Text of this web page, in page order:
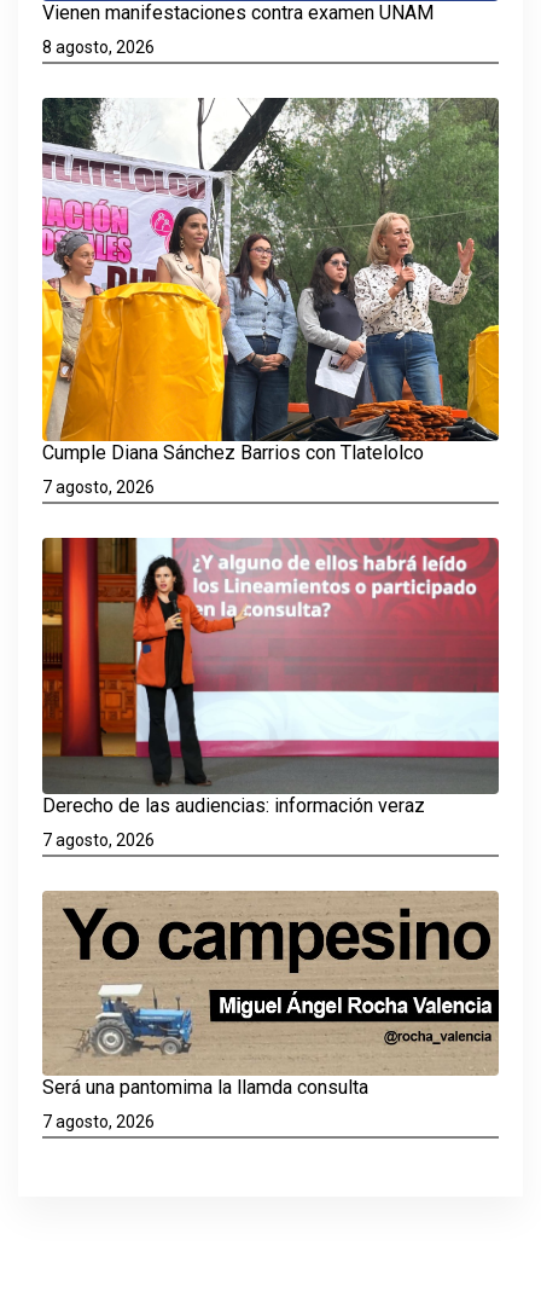
Vienen manifestaciones contra examen UNAM
8 agosto, 2026
Cumple Diana Sánchez Barrios con Tlatelolco
7 agosto, 2026
Derecho de las audiencias: información veraz
7 agosto, 2026
Será una pantomima la llamda consulta
7 agosto, 2026